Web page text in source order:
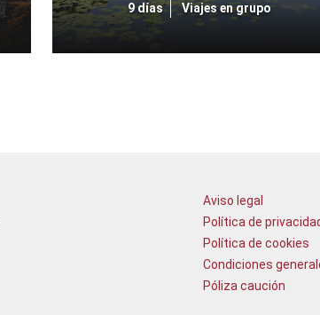
9 días Viajes en grupo
Aviso legal
Política de
Política de cookies
Condiciones
Póliza caución